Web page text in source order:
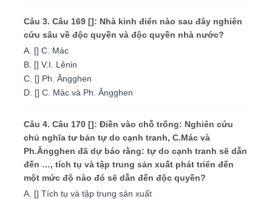
Câu 3. Câu 169 []: Nhà kinh điển nào sau đây nghiên
cứu sâu về độc quyền và độc quyền nhà nước?
A. [] C. Mác
B. [] V.I. Lênin
C. [] Ph. Ăngghen
D. [] C. Mác và Ph. Ăngghen
Câu 4. Câu 170 []: Điền vào chỗ trống: Nghiên cứu
chủ nghĩa tư bản tự do cạnh tranh, C.Mác và
Ph.Ăngghen đã dự báo rằng: tự do cạnh tranh sẽ dẫn
đến …, tích tụ và tập trung sản xuất phát triển đến
một mức độ nào đó sẽ dẫn đến độc quyền?
A. [] Tích tụ và tập trung sản xuất